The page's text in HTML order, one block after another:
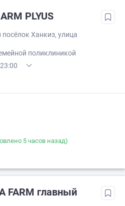
PLYUS
Ханкиз, улица
поликлиникой
5 часов назад)
FARM главный